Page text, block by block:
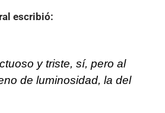
escribió:
y triste, sí, pero al
de luminosidad, la del